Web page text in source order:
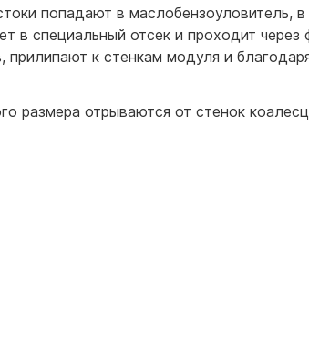
попадают в маслобензоуловитель,
специальный отсек и проходит
к стенкам модуля и
размера отрываются от стенок